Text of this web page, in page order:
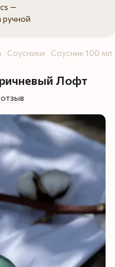
Соусники Соусник 100 мл
Лофт